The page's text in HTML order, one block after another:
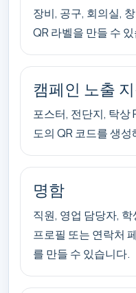
장비, 공구, 회의실,
QR 라벨을 만들 수
캠페인 노출
포스터, 전단지, 탁상
도의 QR 코드를 생
명함
직원, 영업 담당자,
프로필 또는 연락처
를 만들 수 있습니다.